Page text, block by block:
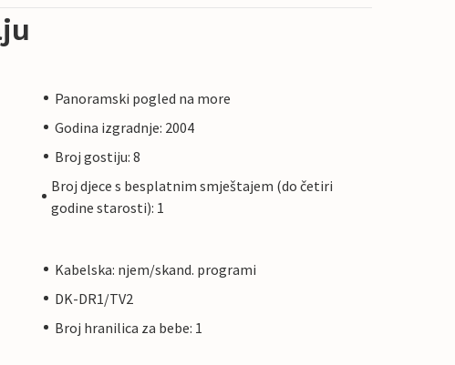
Panoramski pogled na more
Godina izgradnje: 2004
Broj gostiju: 8
Broj djece s besplatnim smještajem (do četiri
godine starosti): 1
Kabelska: njem/skand. programi
DK-DR1/TV2
Broj hranilica za bebe: 1